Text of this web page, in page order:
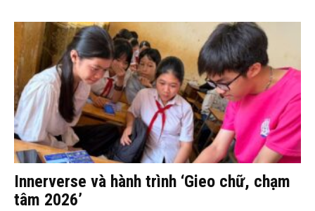
Innerverse và hành trình ‘Gieo chữ, chạm
tâm 2026’